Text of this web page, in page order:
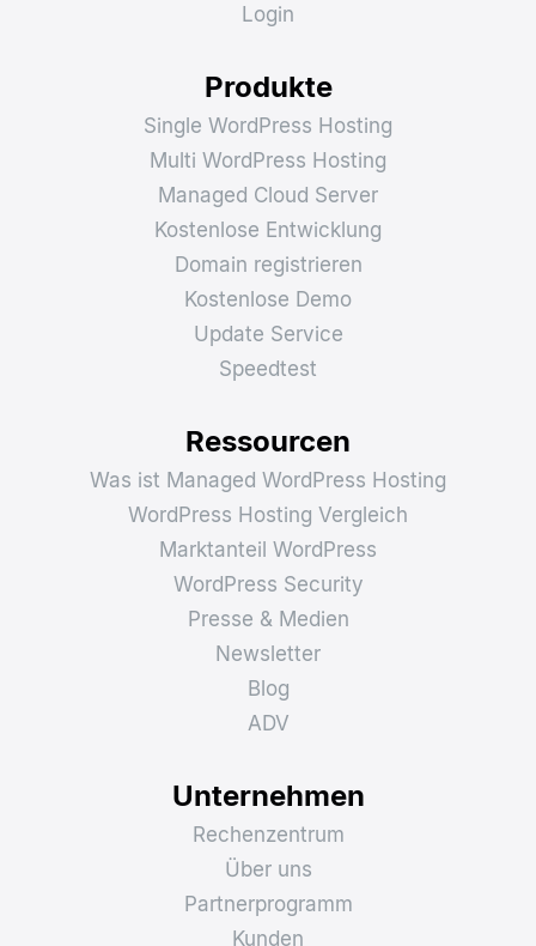
Login
Produkte
Single WordPress Hosting
Multi WordPress Hosting
Managed Cloud Server
Kostenlose Entwicklung
Domain registrieren
Kostenlose Demo
Update Service
Speedtest
Ressourcen
Was ist Managed WordPress Hosting
WordPress Hosting Vergleich
Marktanteil WordPress
WordPress Security
Presse & Medien
Newsletter
Blog
ADV
Unternehmen
Rechenzentrum
Über uns
Partnerprogramm
Kunden